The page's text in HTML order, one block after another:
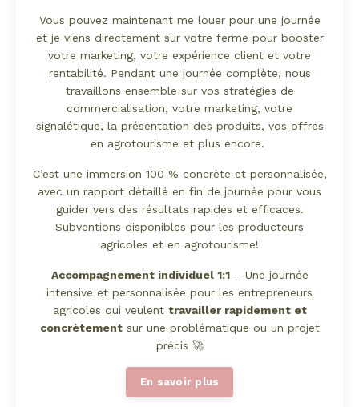
Vous pouvez maintenant me louer pour une journée
et je viens directement sur votre ferme pour booster
votre marketing, votre expérience client et votre
rentabilité. Pendant une journée complète, nous
travaillons ensemble sur vos stratégies de
commercialisation, votre marketing, votre
signalétique, la présentation des produits, vos offres
en agrotourisme et plus encore.
C’est une immersion 100 % concrète et personnalisée,
avec un rapport détaillé en fin de journée pour vous
guider vers des résultats rapides et efficaces.
Subventions disponibles pour les producteurs
agricoles et en agrotourisme!
Accompagnement individuel 1:1– Une journée
intensive et personnalisée pour les entrepreneurs
agricoles qui veulent travailler rapidement et
concrètementsur une problématique ou un projet
précis 🚀
En savoir plus